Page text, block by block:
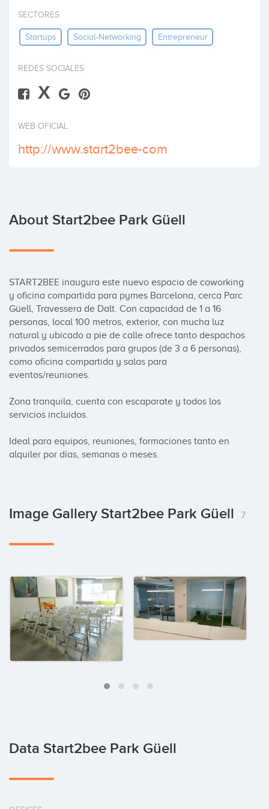
Invest
SECTORES
Startups Social-Networking Entrepreneur
REDES SOCIALES
X
WEB OFICIAL
http://www.start2bee-com
About Start2bee Park Güell
START2BEE inaugura este nuevo espacio de coworking
y oficina compartida para pymes Barcelona, cerca Parc
Güell‬, Travessera de Dalt. Con capacidad de 1 a 16
personas, local 100 metros, exterior, con mucha luz
natural y ubicado a pie de calle ofrece tanto despachos
privados semicerrados para grupos (de 3 a 6 personas),
como oficina compartida y salas para
eventos/reuniones.
Zona tranquila, cuenta con escaparate y todos los
servicios incluidos.
Ideal para equipos, reuniones, formaciones tanto en
alquiler por días, semanas o meses.
Image Gallery Start2bee Park Güell 7
Data Start2bee Park Güell